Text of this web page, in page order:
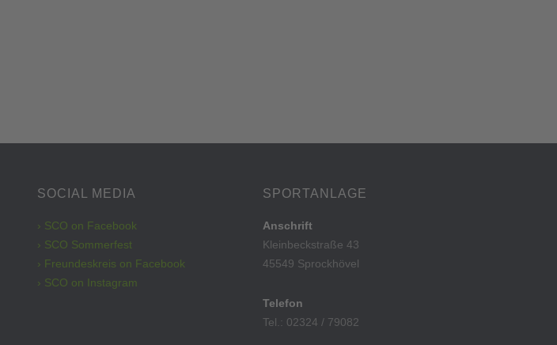
SOCIAL MEDIA
› SCO on Facebook
› SCO Sommerfest
› Freundeskreis on Facebook
› SCO on Instagram
SPORTANLAGE
Anschrift
Kleinbeckstraße 43
45549 Sprockhövel
Telefon
Tel.: 02324 / 79082